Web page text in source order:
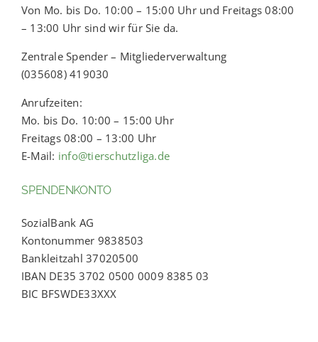
Von Mo. bis Do. 10:00 – 15:00 Uhr und Freitags 08:00
– 13:00 Uhr sind wir für Sie da.
Zentrale Spender – Mitgliederverwaltung
(035608) 419030
Anrufzeiten:
Mo. bis Do. 10:00 – 15:00 Uhr
Freitags 08:00 – 13:00 Uhr
E-Mail: info@tierschutzliga.de
SPENDENKONTO
SozialBank AG
Kontonummer 9838503
Bankleitzahl 37020500
IBAN DE35 3702 0500 0009 8385 03
BIC BFSWDE33XXX